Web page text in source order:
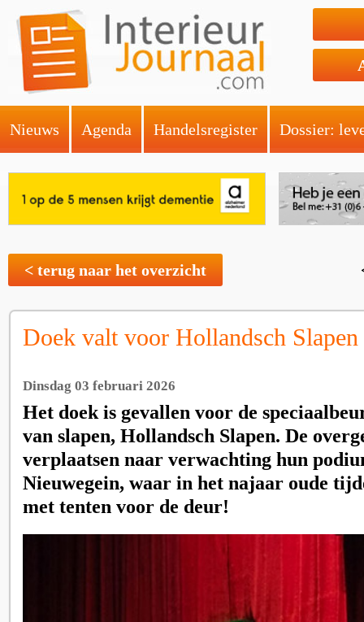
Nieuws Agenda Handelsregister Dossier:
< terug naar het overzicht
Doek valt voor Hollandsch Slapen
Dinsdag 03 februari 2026
Het doek is gevallen voor de
van slapen, Hollandsch Slapen. De
verplaatsen naar verwachting hun
Nieuwegein, waar in het najaar oude
met tenten voor de deur!